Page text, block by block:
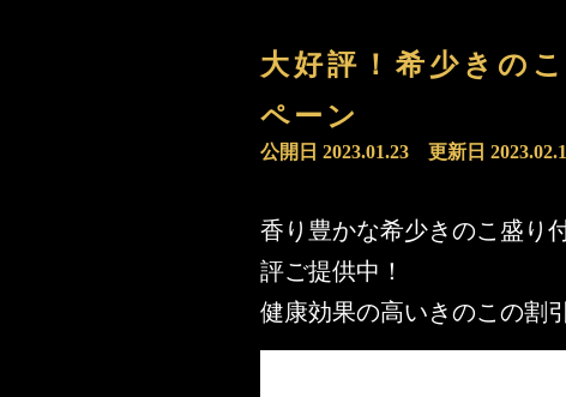
大好評！希少きの
ペーン
公開日 2023.01.23 更新日
香り豊かな希少きのこ盛り
評ご提供中！
健康効果の高いきのこの割